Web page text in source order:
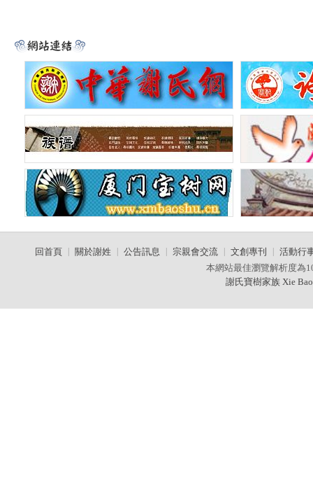
回首頁 關於謝姓 公告訊息 宗親會交流 文創專刊
活動行
本網站最佳瀏覽解析度為
謝氏寶樹家族 Xie